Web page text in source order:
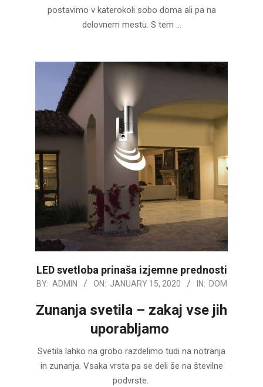
postavimo v katerokoli sobo doma ali pa na
delovnem mestu. S tem …
LED svetloba prinaša izjemne prednosti
2020-
15
BY: ADMIN ON: JANUARY 15, 2020 IN: DOM
Zunanja svetila – zakaj vse jih
uporabljamo
Svetila lahko na grobo razdelimo tudi na notranja
in zunanja. Vsaka vrsta pa se deli še na številne
podvrste.